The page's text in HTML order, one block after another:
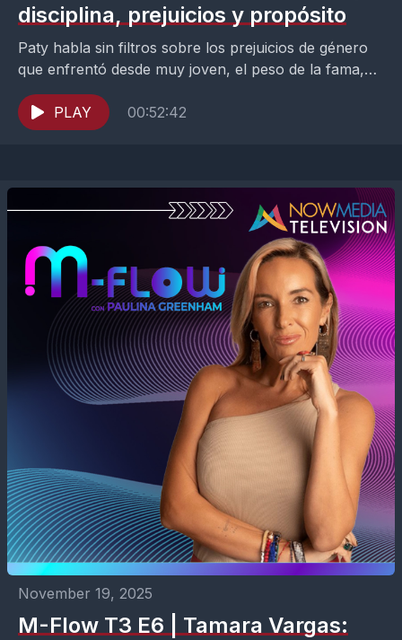
disciplina, prejuicios y propósito
Paty habla sin filtros sobre los prejuicios de género
que enfrentó desde muy joven, el peso de la fama,
las exigencias del perfeccionismo y...
PLAY
00:52:42
November 19, 2025
M-Flow T3 E6 | Tamara Vargas: